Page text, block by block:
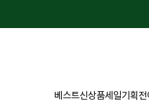
베스트신상품세일기획전